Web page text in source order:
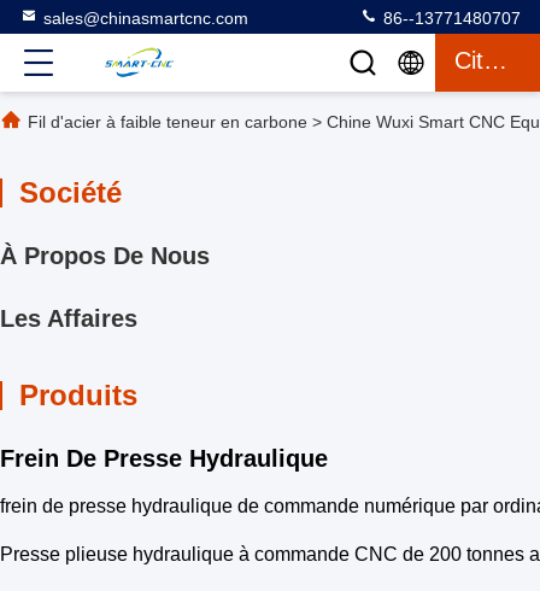
sales@chinasmartcnc.com 86--13771480707
Citation
Fil d'acier à faible teneur en carbone > Chine Wuxi Smart CNC
Société
À Propos De Nous
Les Affaires
Produits
Frein De Presse Hydraulique
frein de presse hydraulique de commande numérique par
Presse plieuse hydraulique à commande CNC de 200